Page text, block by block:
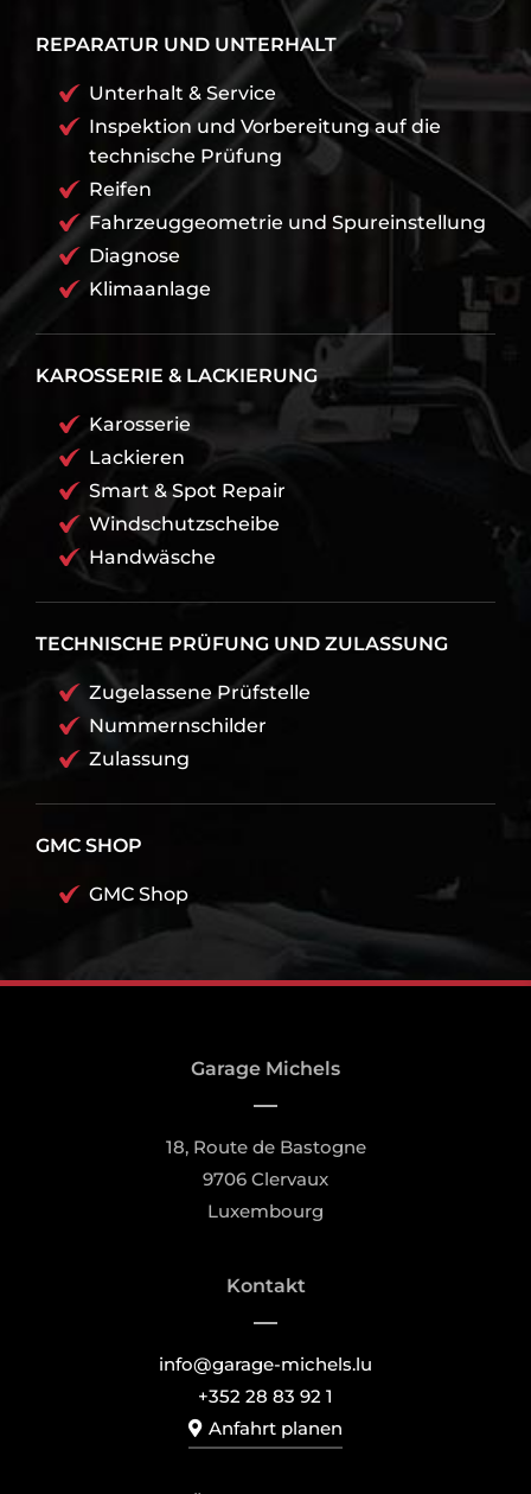
REPARATUR UND UNTERHALT
Unterhalt & Service
Inspektion und Vorbereitung auf die
technische Prüfung
Reifen
Fahrzeuggeometrie und Spureinstellung
Diagnose
Klimaanlage
KAROSSERIE & LACKIERUNG
Karosserie
Lackieren
Smart & Spot Repair
Windschutzscheibe
Handwäsche
TECHNISCHE PRÜFUNG UND ZULASSUNG
Zugelassene Prüfstelle
Nummernschilder
Zulassung
GMC SHOP
GMC Shop
Garage Michels
18, Route de Bastogne
9706 Clervaux
Luxembourg
Kontakt
info@garage-michels.lu
+352 28 83 92 1
Anfahrt planen